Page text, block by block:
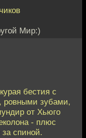
Мир:)
бестия с
ровными зубами,
от Хьюго
- плюс
спиной.